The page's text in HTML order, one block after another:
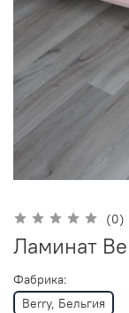
(0)
Ламинат
Фабрика:
Berry, Бельгия